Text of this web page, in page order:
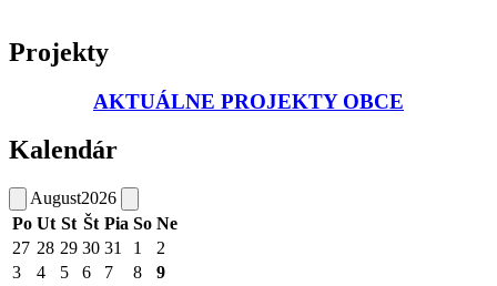
Projekty
AKTUÁLNE PROJEKTY OBCE
Kalendár
August2026
Po Ut St Št Pia So Ne
27 28 29 30 31 1
2
3
4 5 6 7 8
9